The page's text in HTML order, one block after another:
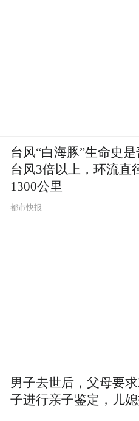
台风“白海豚”生命史是
台风3倍以上，环流直
1300公里
都市快报
男子去世后，父母要
子进行亲子鉴定，儿